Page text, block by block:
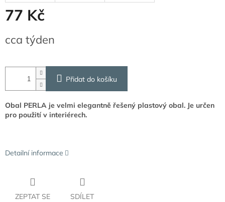
77 Kč
cena:
cca týden
Přidat do košíku
Obal PERLA je velmi elegantně řešený plastový obal. Je určen
pro použití v interiérech.
Detailní informace
ZEPTAT SE SDÍLET